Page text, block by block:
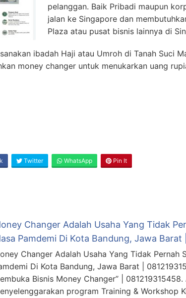
pelanggan. Baik Pribadi maupun
jalan ke Singapore dan
Plaza atau pusat bisnis lainnya di
ibadah Haji atau Umroh di Tanah Suci
money changer untuk menukarkan uang
Twitter WhatsApp Pin It
Changer Adalah Usaha Yang Tidak
Pamdemi Di Kota Bandung, Jawa Barat
Changer Adalah Usaha Yang Tidak Pernah
Di Kota Bandung, Jawa Barat |
Bisnis Money Changer” |
program Training & Workshop